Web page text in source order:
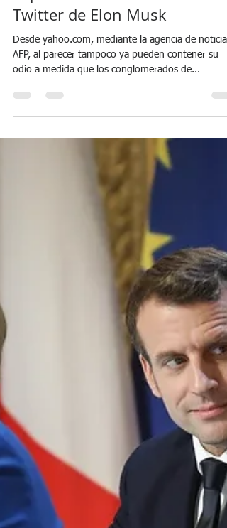
Noticias 24 Argentina
2 may 2023
7 min de lectura
El despliegue del odio de un
sector del periodismo de
izquierda hacia el nuevo
Twitter de Elon Musk
Desde yahoo.com, mediante la agencia de noticias
AFP, al parecer tampoco ya pueden contener su
odio a medida que los conglomerados de...